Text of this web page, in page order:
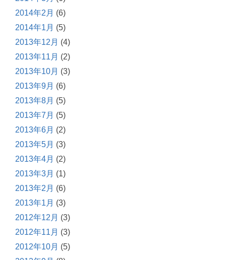
2014年2月 (6)
2014年1月 (5)
2013年12月 (4)
2013年11月 (2)
2013年10月 (3)
2013年9月 (6)
2013年8月 (5)
2013年7月 (5)
2013年6月 (2)
2013年5月 (3)
2013年4月 (2)
2013年3月 (1)
2013年2月 (6)
2013年1月 (3)
2012年12月 (3)
2012年11月 (3)
2012年10月 (5)